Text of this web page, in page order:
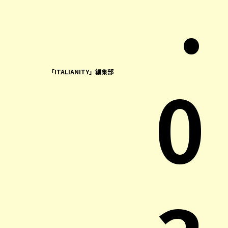
「ITALIANITY」編集部
0